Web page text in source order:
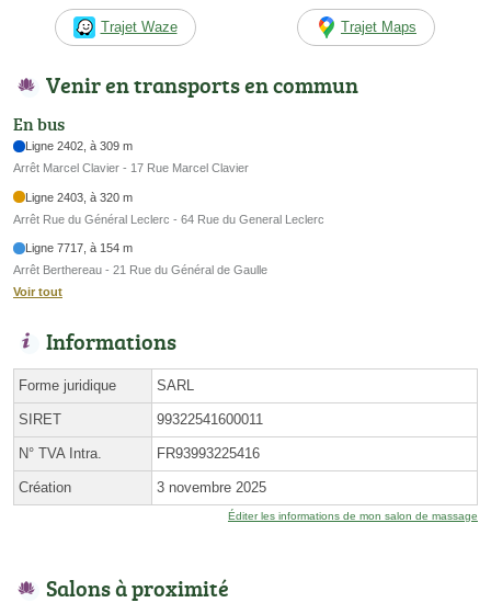
Trajet Waze Trajet Maps
Venir en transports en commun
En bus
Ligne 2402, à 309 m
Arrêt Marcel Clavier - 17 Rue Marcel Clavier
Ligne 2403, à 320 m
Arrêt Rue du Général Leclerc - 64 Rue du General Leclerc
Ligne 7717, à 154 m
Arrêt Berthereau - 21 Rue du Général de Gaulle
Voir tout
Informations
Forme juridique SARL
SIRET 99322541600011
N° TVA Intra. FR93993225416
Création 3 novembre 2025
Éditer les informations de mon salon de massage
Salons à proximité